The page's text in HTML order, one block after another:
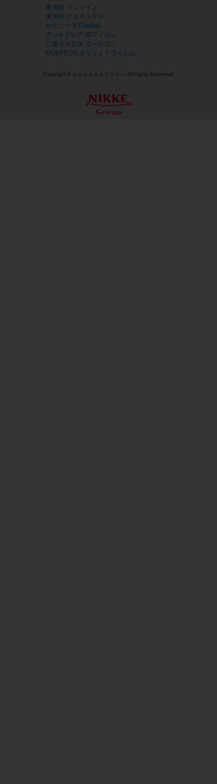
東洋紡 リシャイン
東洋紡 テオネックス
セラニーズ Clarifoil
アンチグレア IDフィルム
三菱ガス化学 ユーピロン
MORTECH ポリイミドフィルム
Copyright © ジャストルオンライン All Rights Reserved.